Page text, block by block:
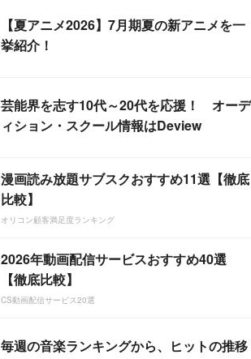
【夏アニメ2026】7月期夏の新アニメを一
挙紹介！
芸能界を志す10代～20代を応援！ オーデ
ィション・スクール情報はDeview
漫画読み放題サブスクおすすめ11選【徹底
比較】
オリコン顧客満足度ランキング
2026年動画配信サービスおすすめ40選
【徹底比較】
CS動画配信サービス20選
毎週の音楽ランキングから、ヒットの推移